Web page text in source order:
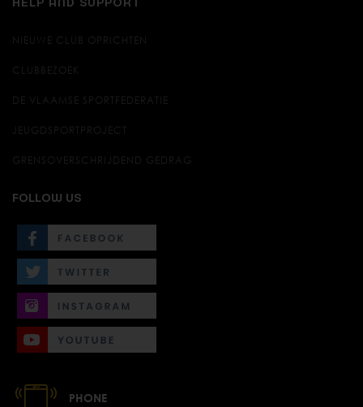
NIEUWE CLUB OPRICHTEN
CLUBBEZOEK
DE VLAAMSE SPORTFEDERATIE
JEUGDSPORTPROJECT
GRENSOVERSCHRIJDEND GEDRAG
FOLLOW US
PHONE